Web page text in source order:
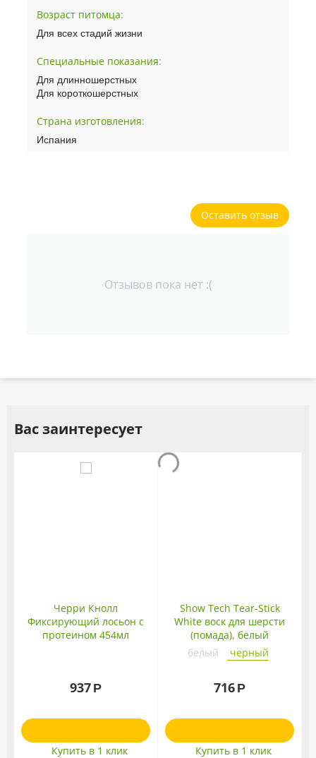
Возраст питомца:
Для всех стадий жизни
Специальные показания:
Для длинношерстных
Для короткошерстных
Страна изготовления:
Испания
Оставить отзыв
Отзывов пока нет :(
Вас заинтересует
Черри Кнолл
Фиксирующий лосьон с
протеином 454мл
937 Р
Купить в 1 клик
Show Tech Tear-Stick
White воск для шерсти
(помада), белый
белый
черный
716 Р
Купить в 1 клик